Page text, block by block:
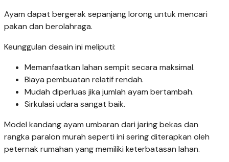
Ayam dapat bergerak sepanjang lorong untuk mencari
pakan dan berolahraga.
Keunggulan desain ini meliputi:
Memanfaatkan lahan sempit secara maksimal.
Biaya pembuatan relatif rendah.
Mudah diperluas jika jumlah ayam bertambah.
Sirkulasi udara sangat baik.
Model kandang ayam umbaran dari jaring bekas dan
rangka paralon murah seperti ini sering diterapkan oleh
peternak rumahan yang memiliki keterbatasan lahan.